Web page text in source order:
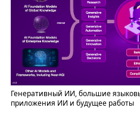
Генеративный ИИ, большие
приложения ИИ и будущее работы